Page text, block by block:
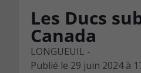
Les Ducs
Canada
LONGUEUIL -
Publié le 29 juin 2024 à